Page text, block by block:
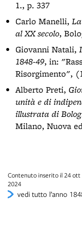
1., p. 337
Carlo Manelli,
al XX secolo,
Giovanni Natali,
1848-49, in:
Risorgimento",
Alberto Preti,
unità e di
illustrata di
Milano, Nuova
Contenuto inserito il 24
2024
vedi tutto l’anno